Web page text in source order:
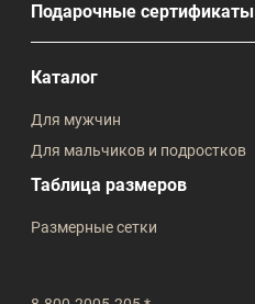
Подарочные сертификаты
Каталог
Для мужчин
Для мальчиков и подростков
Таблица размеров
Размерные сетки